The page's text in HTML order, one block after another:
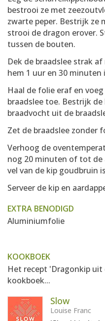
bestrooi ze met
zwarte peper. Bestrijk ze
strooi de dragon erover.
tussen de bouten.
Dek de braadslee strak
hem 1 uur en 30 minuten
Haal de folie eraf en
braadslee toe. Bestrijk
braadvocht uit de
Zet de braadslee zonder
Verhoog de
nog 20 minuten of tot de
vel van de kip goudbruin
Serveer de kip en
EXTRA BENODIGD
Aluminiumfolie
KOOKBOEK
Het recept 'Dragonkip
kookboek...
Slow
Louise Franc